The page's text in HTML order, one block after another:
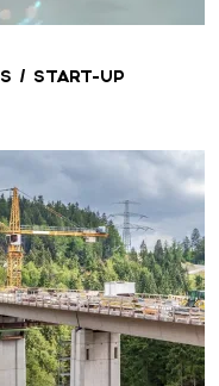
/ START-UP